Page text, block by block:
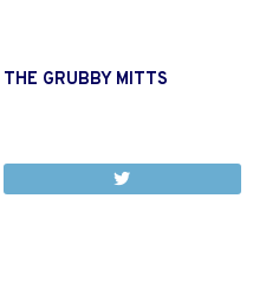
THE GRUBBY MITTS